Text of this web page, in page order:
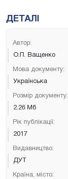
ДЕТАЛІ
Автор:
О.П. Ващенко
Мова документу:
Українська
Розмір документу:
2.26 Мб
Рік публікації:
2017
Видавництво:
ДУТ
Країна, місто: